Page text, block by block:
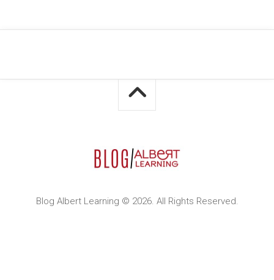
Blog Albert Learning © 2026. All Rights Reserved.